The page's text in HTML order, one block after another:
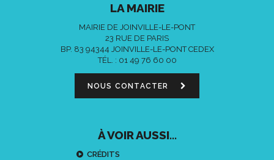
LA MAIRIE
MAIRIE DE JOINVILLE-LE-PONT
23 RUE DE PARIS
BP. 83 94344 JOINVILLE-LE-PONT CEDEX
TÉL. : 01 49 76 60 00
NOUS CONTACTER
À VOIR AUSSI...
CRÉDITS